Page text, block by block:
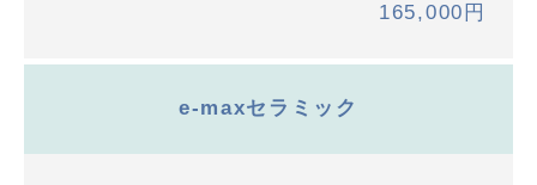
165,000円
e-maxセラミック